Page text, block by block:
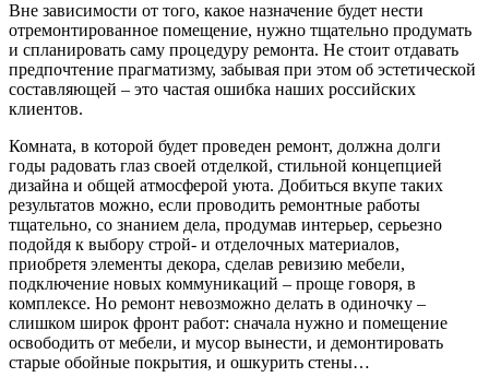
Вне зависимости от того, какое назначение будет нести
отремонтированное помещение, нужно тщательно продумать
и спланировать саму процедуру ремонта. Не стоит отдавать
предпочтение прагматизму, забывая при этом об эстетической
составляющей – это частая ошибка наших российских
клиентов.
Комната, в которой будет проведен ремонт, должна долги
годы радовать глаз своей отделкой, стильной концепцией
дизайна и общей атмосферой уюта. Добиться вкупе таких
результатов можно, если проводить ремонтные работы
тщательно, со знанием дела, продумав интерьер, серьезно
подойдя к выбору строй- и отделочных материалов,
приобретя элементы декора, сделав ревизию мебели,
подключение новых коммуникаций – проще говоря, в
комплексе. Но ремонт невозможно делать в одиночку –
слишком широк фронт работ: сначала нужно и помещение
освободить от мебели, и мусор вынести, и демонтировать
старые обойные покрытия, и ошкурить стены…